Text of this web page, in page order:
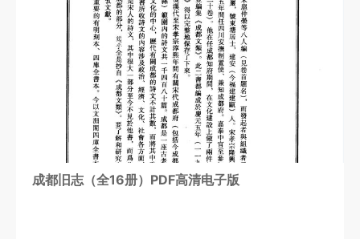
成都旧志（全16册）PDF高清电子版